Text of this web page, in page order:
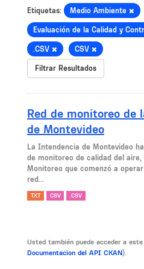
Etiquetas: Medio Ambiente
Evaluación de la Calidad y
.CSV CSV
Filtrar Resultados
Red de monitoreo de
de Montevideo
La Intendencia de Montevideo
de monitoreo de calidad del aire,
Monitoreo que comenzó a
red...
TXT CSV .CSV
Usted también puede acceder a
Documentacion del API CKAN).